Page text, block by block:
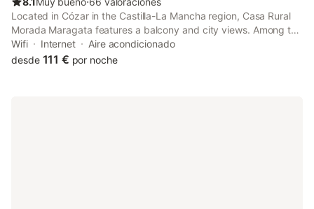
Located in Cózar in the Castilla-La Mancha region, Casa Rural
Morada Maragata features a balcony and city views. Among the
facilities of this property are a restaurant, room service and a
tour desk, along with free WiFi throughout the property.
Wifi Internet
Aire acondicionado
desde 111 € por noche